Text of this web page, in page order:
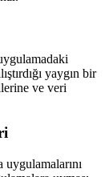
yaygın bir
ve veri